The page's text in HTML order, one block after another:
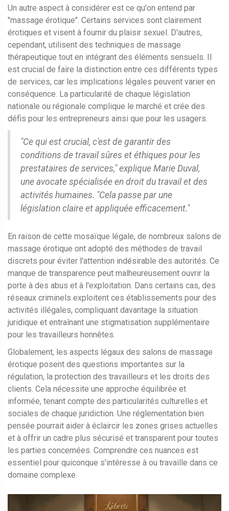
Un autre aspect à considérer est ce qu'on entend par
"massage érotique". Certains services sont clairement
érotiques et visent à fournir du plaisir sexuel. D'autres,
cependant, utilisent des techniques de massage
thérapeutique tout en intégrant des éléments sensuels. Il
est crucial de faire la distinction entre ces différents types
de services, car les implications légales peuvent varier en
conséquence. La particularité de chaque législation
nationale ou régionale complique le marché et crée des
défis pour les entrepreneurs ainsi que pour les usagers.
"Ce qui est crucial, c'est de garantir des
conditions de travail sûres et éthiques pour les
prestataires de services," explique Marie Duval,
une avocate spécialisée en droit du travail et des
activités humaines. "Cela passe par une
législation claire et appliquée efficacement."
En raison de cette mosaïque légale, de nombreux salons de
massage érotique ont adopté des méthodes de travail
discrets pour éviter l'attention indésirable des autorités. Ce
manque de transparence peut malheureusement ouvrir la
porte à des abus et à l'exploitation. Dans certains cas, des
réseaux criminels exploitent ces établissements pour des
activités illégales, compliquant davantage la situation
juridique et entraînant une stigmatisation supplémentaire
pour les travailleurs honnêtes.
Globalement, les aspects légaux des salons de massage
érotique posent des questions importantes sur la
régulation, la protection des travailleurs et les droits des
clients. Cela nécessite une approche équilibrée et
informée, tenant compte des particularités culturelles et
sociales de chaque juridiction. Une réglementation bien
pensée pourrait aider à éclaircir les zones grises actuelles
et à offrir un cadre plus sécurisé et transparent pour toutes
les parties concernées. Comprendre ces nuances est
essentiel pour quiconque s'intéresse à ou travaille dans ce
domaine complexe.